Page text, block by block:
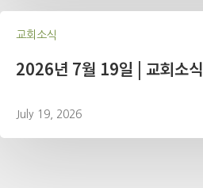
교회소식
2026년 7월 19일 | 교회소식
July 19, 2026